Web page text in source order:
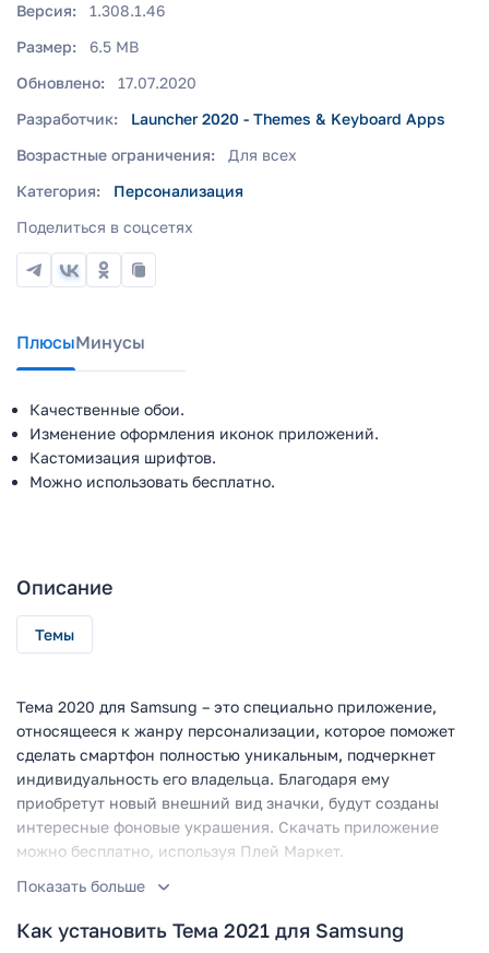
Версия:
1.308.1.46
Размер:
6.5 MB
Обновлено:
17.07.2020
Разработчик:
Launcher 2020 - Themes & Keyboard Apps
Возрастные ограничения:
Для всех
Категория:
Персонализация
Поделиться в соцсетях
ПлюсыМинусы
Качественные обои.
Изменение оформления иконок приложений.
Кастомизация шрифтов.
Можно использовать бесплатно.
Описание
Темы
Тема 2020 для Samsung – это специально приложение,
относящееся к жанру персонализации, которое поможет
сделать смартфон полностью уникальным, подчеркнет
индивидуальность его владельца. Благодаря ему
приобретут новый внешний вид значки, будут созданы
интересные фоновые украшения. Скачать приложение
можно бесплатно, используя Плей Маркет.
Возможности программы
Приложение содержит большое количество инсталляций,
Показать больше
Как установить Тема 2021 для Samsung